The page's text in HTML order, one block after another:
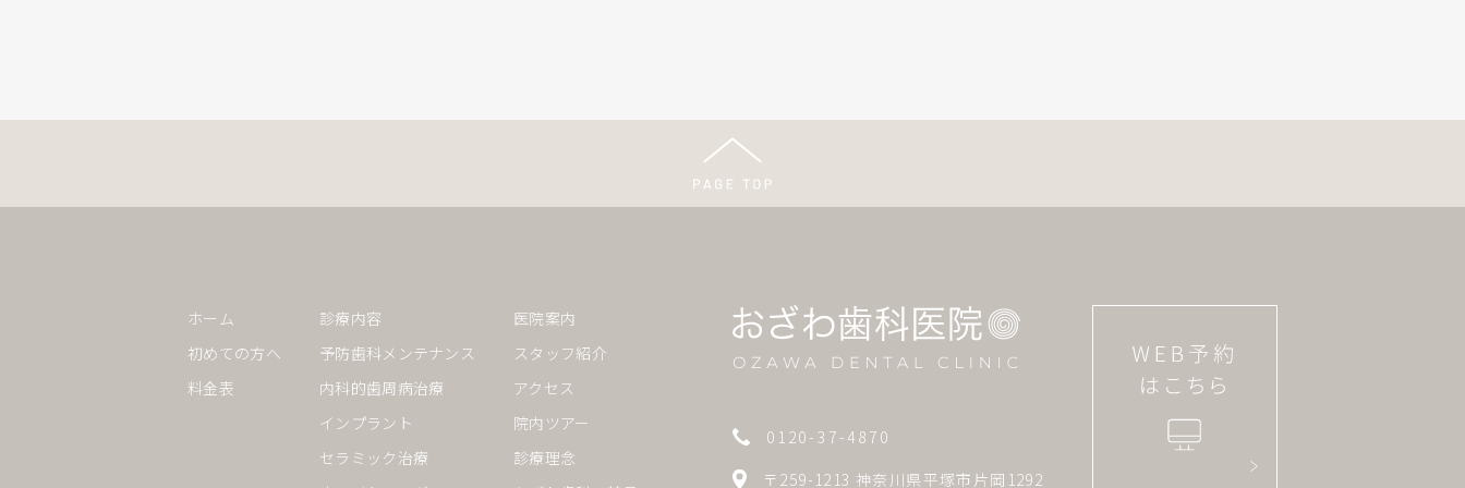
ホーム
初めての方へ
料金表
診療内容
予防歯科メンテナンス
内科的歯周病治療
インプラント
セラミック治療
医院案内
スタッフ紹介
アクセス
院内ツアー
診療理念
0120-37-4870
〒259-1213 神奈川県平塚市片岡1292